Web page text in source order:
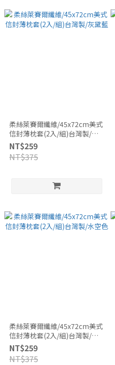
柔絲萊賽爾纖維/45x72cm美式
信封薄枕套(2入/組)台灣製/灰
黛藍
NT$259
NT$375
柔絲萊賽爾纖維/45x72cm美式
信封薄枕套(2入/組)台灣製/水
空色
NT$259
NT$375